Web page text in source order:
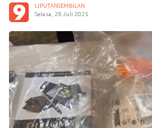
LIPUTANSEMBILAN
Selasa, 29 Juli 2025